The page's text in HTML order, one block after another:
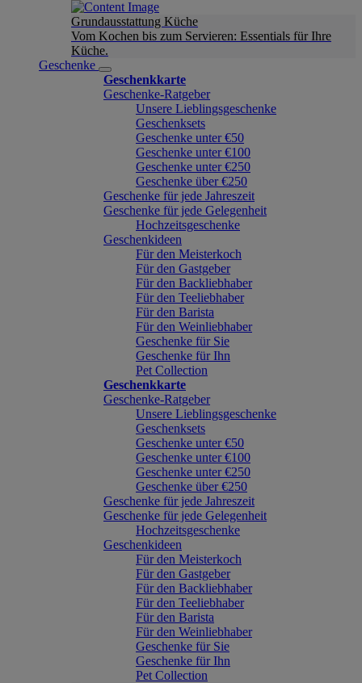
Grundausstattung Küche
Vom Kochen bis zum Servieren: Essentials für Ihre
Küche.
Geschenke
Geschenkkarte
Geschenke-Ratgeber
Unsere Lieblingsgeschenke
Geschenksets
Geschenke unter €50
Geschenke unter €100
Geschenke unter €250
Geschenke über €250
Geschenke für jede Jahreszeit
Geschenke für jede Gelegenheit
Hochzeitsgeschenke
Geschenkideen
Für den Meisterkoch
Für den Gastgeber
Für den Backliebhaber
Für den Teeliebhaber
Für den Barista
Für den Weinliebhaber
Geschenke für Sie
Geschenke für Ihn
Pet Collection
Geschenkkarte
Geschenke-Ratgeber
Unsere Lieblingsgeschenke
Geschenksets
Geschenke unter €50
Geschenke unter €100
Geschenke unter €250
Geschenke über €250
Geschenke für jede Jahreszeit
Geschenke für jede Gelegenheit
Hochzeitsgeschenke
Geschenkideen
Für den Meisterkoch
Für den Gastgeber
Für den Backliebhaber
Für den Teeliebhaber
Für den Barista
Für den Weinliebhaber
Geschenke für Sie
Geschenke für Ihn
Pet Collection